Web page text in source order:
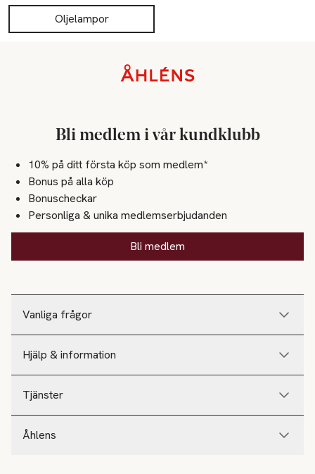
Oljelampor
Vanliga frågor
Hjälp & information
Tjänster
Åhlens
Bli medlem i vår kundklubb
10% på ditt första köp som medlem*
Bonus på alla köp
Bonuscheckar
Personliga & unika medlemserbjudanden
Bli medlem